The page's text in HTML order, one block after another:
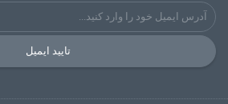
تایید ایمیل